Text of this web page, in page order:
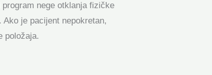
nege otklanja fizičke
je pacijent nepokretan,
položaja.